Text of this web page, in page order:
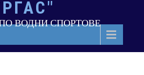
ВОДНИ СПОРТОВЕ